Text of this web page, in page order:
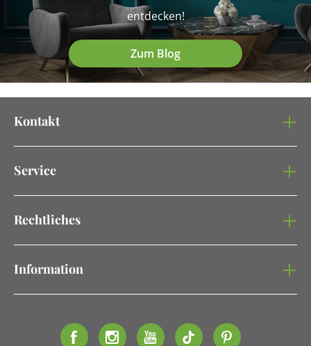
entdecken!
Zum Blog
Kontakt
Service
Rechtliches
Information